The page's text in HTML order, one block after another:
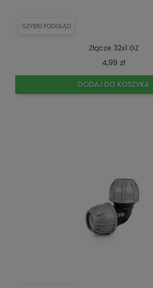
SZYBKI PODGLĄD
Złącze 32x1 GZ
4,99 złCena
DODAJ DO KOSZYKA